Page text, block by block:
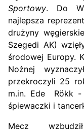
Sportowy. Do
najlepsza
drużyny
Szegedi AK)
środowej Europy.
Nożnej
przekroczyli 25
m.in. Ede Rökk -
śpiewaczki i
Mecz